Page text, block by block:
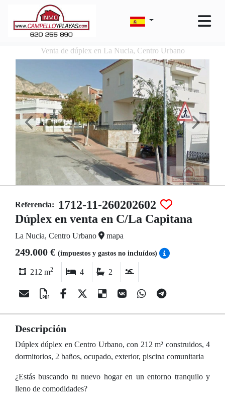
Venta de dúplex en La Nucia, Centro Urbano
Referencia:
1712-11-260202602
Dúplex en venta en C/La Capitana
La Nucia, Centro Urbano mapa
249.000 € (impuestos y gastos no incluídos)
212 m2 4 2
Descripción
Dúplex dúplex en Centro Urbano, con 212 m² construidos, 4
dormitorios, 2 baños, ocupado, exterior, piscina comunitaria
¿Estás buscando tu nuevo hogar en un entorno tranquilo y
lleno de comodidades?